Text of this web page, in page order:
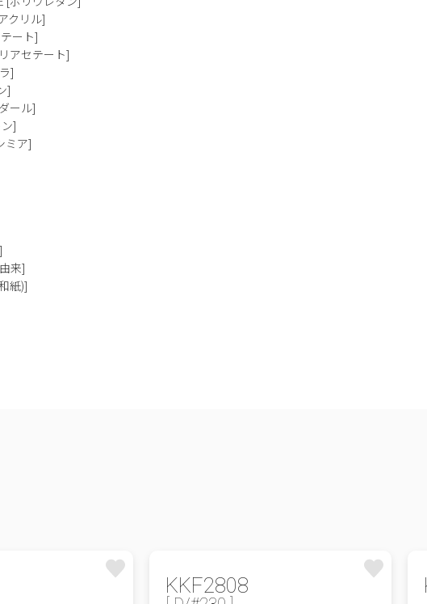
クリル]
ート]
アセテート]
]
]
ール]
]
ミア]
来]
紙)]
KKF2808